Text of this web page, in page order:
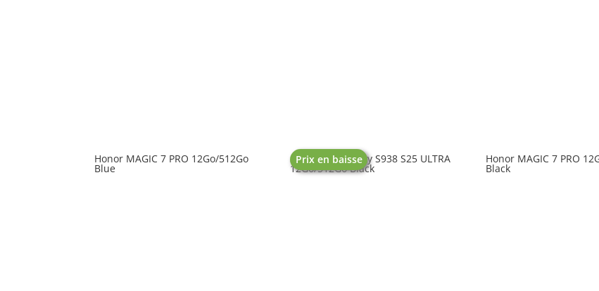
Honor MAGIC 7 PRO 12Go/512Go
Blue
Prix en baisse
SAMSUNG Galaxy S938 S25 ULTRA
12Go/512Go Black
Honor MAGIC 7 PRO
Black